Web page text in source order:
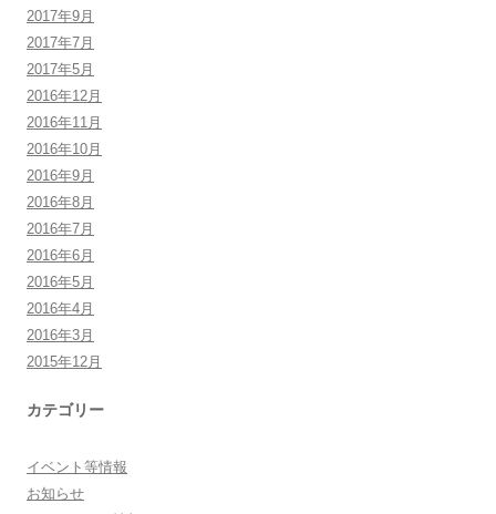
2017年9月
2017年7月
2017年5月
2016年12月
2016年11月
2016年10月
2016年9月
2016年8月
2016年7月
2016年6月
2016年5月
2016年4月
2016年3月
2015年12月
カテゴリー
イベント等情報
お知らせ